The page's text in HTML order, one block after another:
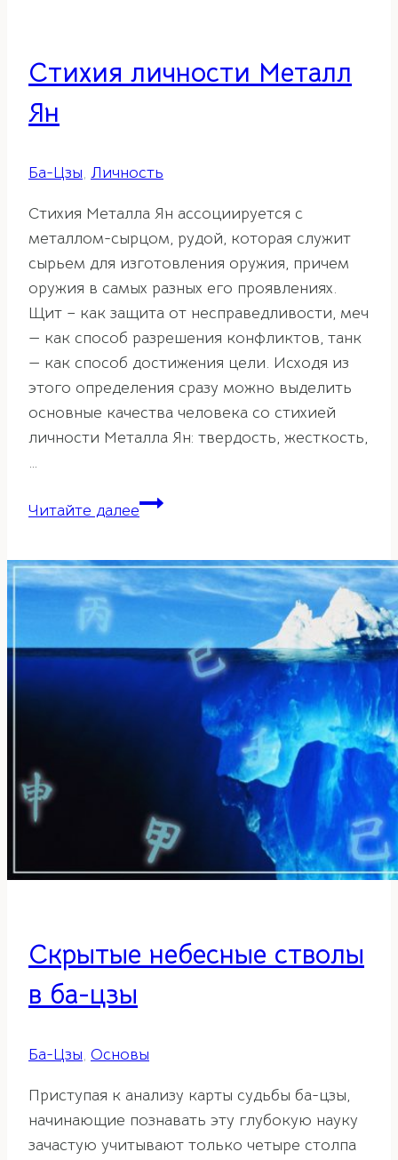
Стихия личности Металл
Ян
Ба-Цзы, Личность
Стихия Металла Ян ассоциируется с
металлом-сырцом, рудой, которая служит
сырьем для изготовления оружия, причем
оружия в самых разных его проявлениях.
Щит – как защита от несправедливости, меч
— как способ разрешения конфликтов, танк
— как способ достижения цели. Исходя из
этого определения сразу можно выделить
основные качества человека со стихией
личности Металла Ян: твердость, жесткость,
…
Читайте далееСтихия
Ян
Скрытые небесные стволы
в ба-цзы
Ба-Цзы, Основы
Приступая к анализу карты судьбы ба-цзы,
начинающие познавать эту глубокую науку
зачастую учитывают только четыре столпа